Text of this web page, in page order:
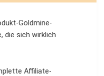
Goldmine-
die sich wirklich
Affiliate-